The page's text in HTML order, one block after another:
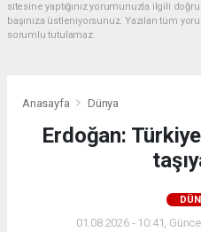
sitesine yaptığınız yorumunuzla ilgili
başınıza üstleniyorsunuz. Yazılan tüm
sorumlu tutulamaz.
Anasayfa Dünya
Erdoğan:
01.08.2026 - 10:41,